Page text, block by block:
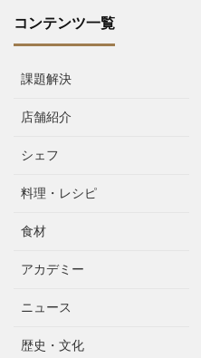
コンテンツ一覧
課題解決
店舗紹介
シェフ
料理・レシピ
食材
アカデミー
ニュース
歴史・文化